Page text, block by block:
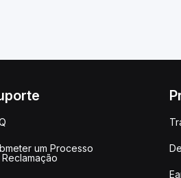
um Processo